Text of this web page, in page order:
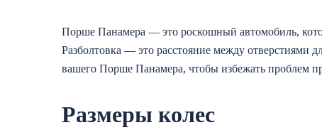
Порше Панамера — это роскошный автомобиль,
Разболтовка — это расстояние между отверстиями
вашего Порше Панамера, чтобы избежать проблем
Размеры колес